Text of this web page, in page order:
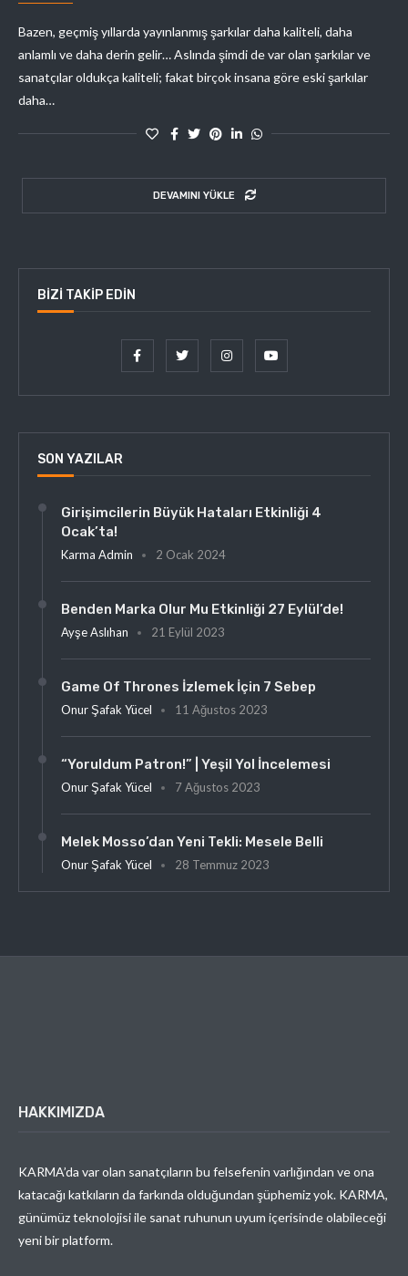
Bazen, geçmiş yıllarda yayınlanmış şarkılar daha kaliteli, daha
anlamlı ve daha derin gelir… Aslında şimdi de var olan şarkılar ve
sanatçılar oldukça kaliteli; fakat birçok insana göre eski şarkılar
daha…
DEVAMINI YÜKLE
BIZI TAKIP EDIN
SON YAZILAR
Girişimcilerin Büyük Hataları Etkinliği 4
Ocak’ta!
Karma Admin 2 Ocak 2024
Benden Marka Olur Mu Etkinliği 27 Eylül’de!
Ayşe Aslıhan 21 Eylül 2023
Game Of Thrones İzlemek İçin 7 Sebep
Onur Şafak Yücel 11 Ağustos 2023
“Yoruldum Patron!” | Yeşil Yol İncelemesi
Onur Şafak Yücel 7 Ağustos 2023
Melek Mosso’dan Yeni Tekli: Mesele Belli
Onur Şafak Yücel 28 Temmuz 2023
HAKKIMIZDA
KARMA’da var olan sanatçıların bu felsefenin varlığından ve ona
katacağı katkıların da farkında olduğundan şüphemiz yok. KARMA,
günümüz teknolojisi ile sanat ruhunun uyum içerisinde olabileceği
yeni bir platform.